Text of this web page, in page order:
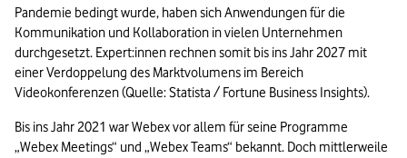
Pandemie bedingt wurde, haben sich Anwendungen für die
Kommunikation und Kollaboration in vielen Unternehmen
durchgesetzt. Expert:innen rechnen somit bis ins Jahr 2027 mit
einer Verdoppelung des Marktvolumens im Bereich
Videokonferenzen (Quelle: Statista / Fortune Business Insights).
Bis ins Jahr 2021 war Webex vor allem für seine Programme
„Webex Meetings“ und „Webex Teams“ bekannt. Doch mittlerweile